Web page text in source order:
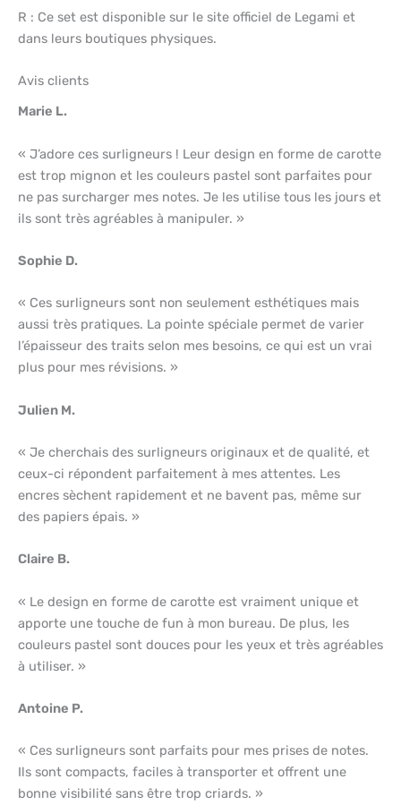
R : Ce set est disponible sur le site officiel de Legami et
dans leurs boutiques physiques.
Avis clients
Marie L.
« J’adore ces surligneurs ! Leur design en forme de carotte
est trop mignon et les couleurs pastel sont parfaites pour
ne pas surcharger mes notes. Je les utilise tous les jours et
ils sont très agréables à manipuler. »
Sophie D.
« Ces surligneurs sont non seulement esthétiques mais
aussi très pratiques. La pointe spéciale permet de varier
l’épaisseur des traits selon mes besoins, ce qui est un vrai
plus pour mes révisions. »
Julien M.
« Je cherchais des surligneurs originaux et de qualité, et
ceux-ci répondent parfaitement à mes attentes. Les
encres sèchent rapidement et ne bavent pas, même sur
des papiers épais. »
Claire B.
« Le design en forme de carotte est vraiment unique et
apporte une touche de fun à mon bureau. De plus, les
couleurs pastel sont douces pour les yeux et très agréables
à utiliser. »
Antoine P.
« Ces surligneurs sont parfaits pour mes prises de notes.
Ils sont compacts, faciles à transporter et offrent une
bonne visibilité sans être trop criards. »